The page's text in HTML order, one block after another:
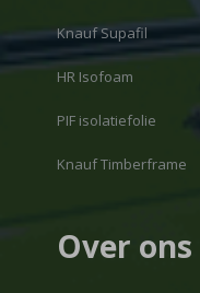
Knauf Supafil
HR Isofoam
PIF isolatiefolie
Knauf Timberframe
Over ons